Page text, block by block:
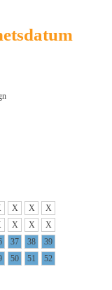
X X
X
X X
X
37 38
39
50 51
52